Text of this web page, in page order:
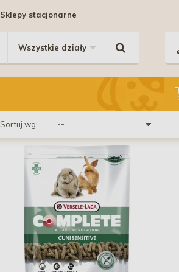
Sklepy stacjonarne
Sortuj wg: